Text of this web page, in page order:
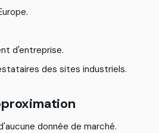
urope.
nt d'entreprise.
stataires des sites industriels.
proximation
'aucune donnée de marché.